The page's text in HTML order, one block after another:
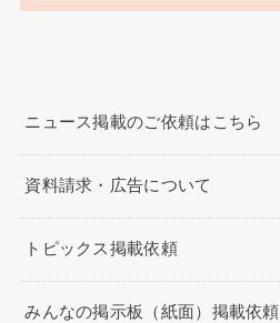
ニュース掲載のご依頼はこちら
資料請求・広告について
トピックス掲載依頼
みんなの掲示板（紙面）掲載依頼